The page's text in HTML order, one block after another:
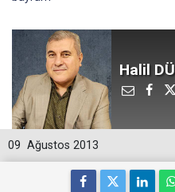
Halil
09 Ağustos 2013